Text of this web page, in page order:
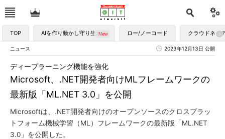
TOP AIを作り動かし守り生かす ロー/ノーコード クラウドネイ
ニュース 2023年12月13日 公開
Microsoft、.NET開発者向けMLフレームワークの
最新版「ML.NET 3.0」を公開
ディープラーニング機能を強化
Microsoftは、.NET開発者向けのオープンソースのクロスプラッ
トフォーム機械学習（ML）フレームワークの最新版「ML.NET
3.0」を公開した。